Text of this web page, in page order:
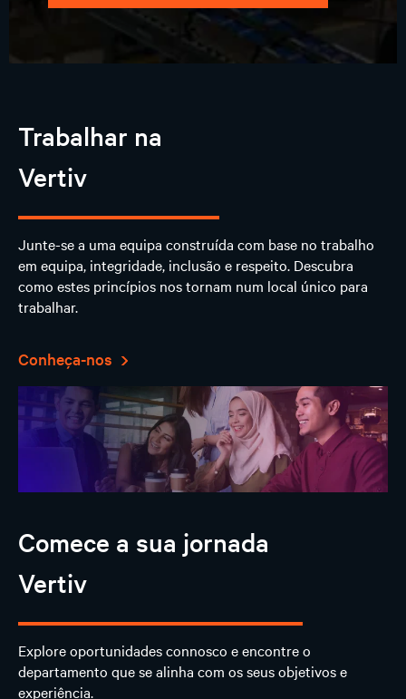
Trabalhar na
Vertiv
Junte-se a uma equipa construída com base no trabalho
em equipa, integridade, inclusão e respeito. Descubra
como estes princípios nos tornam num local único para
trabalhar.
Conheça-nos
Comece a sua jornada
Vertiv
Explore oportunidades connosco e encontre o
departamento que se alinha com os seus objetivos e
experiência.